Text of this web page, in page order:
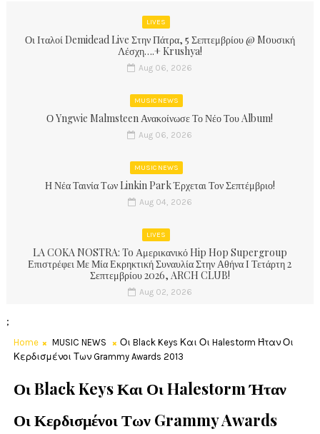
LIVES
Οι Ιταλοί Demidead Live Στην Πάτρα, 5 Σεπτεμβρίου @ Moυσική
Λέσχη….+ Krushya!
Aug 06, 2026
MUSIC NEWS
Ο Yngwie Malmsteen Ανακοίνωσε Το Νέο Του Album!
Aug 06, 2026
MUSIC NEWS
Η Νέα Ταινία Των Linkin Park Έρχεται Τον Σεπτέμβριο!
Aug 04, 2026
LIVES
LA COKA NOSTRA: To Αμερικανικό Hip Hop Supergroup
Επιστρέφει Με Μία Εκρηκτική Συναυλία Στην Αθήνα Ι Τετάρτη 2
Σεπτεμβρίου 2026, ARCH CLUB!
Aug 02, 2026
;
Home MUSIC NEWS
Οι Black Keys Και Οι Halestorm Ήταν Οι
Κερδισμένοι Των Grammy Awards 2013
Οι Black Keys Και Οι Halestorm Ήταν
Οι Κερδισμένοι Των Grammy Awards